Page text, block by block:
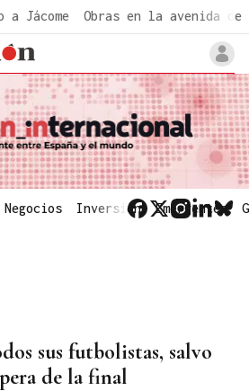
a Jácome Obras en la avenida de
Negocios Inversión Emergentes
sus futbolistas, salvo
de la final